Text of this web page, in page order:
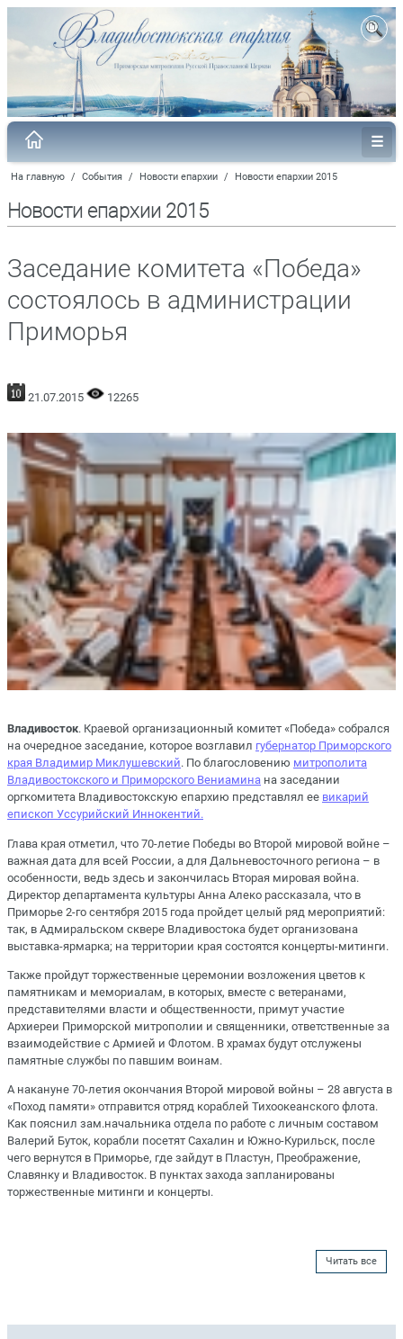
На главную / События / Новости епархии / Новости епархии 2015
Новости епархии 2015
Заседание комитета «Победа»
состоялось в администрации
Приморья
21.07.2015 12265
Владивосток. Краевой организационный комитет «Победа» собрался
на очередное заседание, которое возглавил губернатор Приморского
края Владимир Миклушевский. По благословению митрополита
Владивостокского и Приморского Вениамина на заседании
оргкомитета Владивостокскую епархию представлял ее викарий
епископ Уссурийский Иннокентий.
Глава края отметил, что 70-летие Победы во Второй мировой войне –
важная дата для всей России, а для Дальневосточного региона – в
особенности, ведь здесь и закончилась Вторая мировая война.
Директор департамента культуры Анна Алеко рассказала, что в
Приморье 2-го сентября 2015 года пройдет целый ряд мероприятий:
так, в Адмиральском сквере Владивостока будет организована
выставка-ярмарка; на территории края состоятся концерты-митинги.
Также пройдут торжественные церемонии возложения цветов к
памятникам и мемориалам, в которых, вместе с ветеранами,
представителями власти и общественности, примут участие
Архиереи Приморской митрополии и священники, ответственные за
взаимодействие с Армией и Флотом. В храмах будут отслужены
памятные службы по павшим воинам.
А накануне 70-летия окончания Второй мировой войны – 28 августа в
«Поход памяти» отправится отряд кораблей Тихоокеанского флота.
Как пояснил зам.начальника отдела по работе с личным составом
Валерий Буток, корабли посетят Сахалин и Южно-Курильск, после
чего вернутся в Приморье, где зайдут в Пластун, Преображение,
Славянку и Владивосток. В пунктах захода запланированы
торжественные митинги и концерты.
Читать все